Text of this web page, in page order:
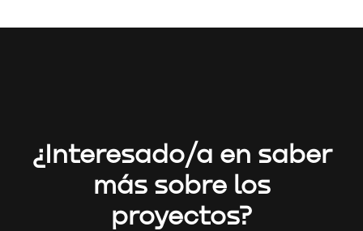
¿Interesado/a en saber
más sobre los
proyectos?